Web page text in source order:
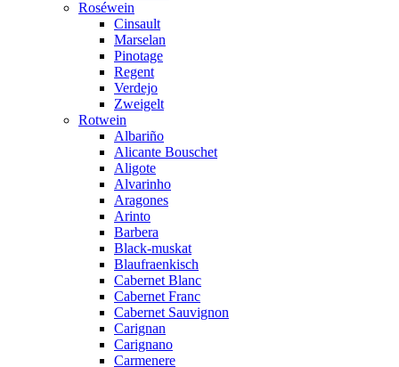
Roséwein
Cinsault
Marselan
Pinotage
Regent
Verdejo
Zweigelt
Rotwein
Albariño
Alicante Bouschet
Aligote
Alvarinho
Aragones
Arinto
Barbera
Black-muskat
Blaufraenkisch
Cabernet Blanc
Cabernet Franc
Cabernet Sauvignon
Carignan
Carignano
Carmenere